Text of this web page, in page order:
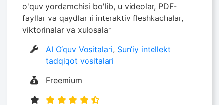
o'quv yordamchisi bo'lib, u videolar, PDF-
fayllar va qaydlarni interaktiv fleshkachalar,
viktorinalar va xulosalar
AI O‘quv Vositalari, Sun’iy intellekt
tadqiqot vositalari
Freemium